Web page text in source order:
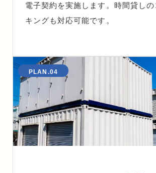
電子契約を実施します。時間貸しの
キングも対応可能です。
PLAN.04